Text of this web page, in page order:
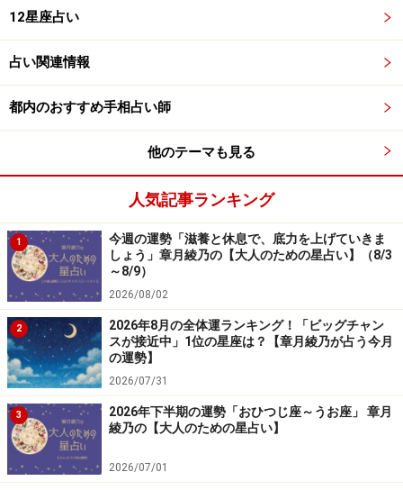
12星座占い
占い関連情報
都内のおすすめ手相占い師
他のテーマも見る
人気記事ランキング
1
今週の運勢「滋養と休息で、底力を上げていきま
しょう」章月綾乃の【大人のための星占い】（8/3
～8/9）
2026/08/02
2
2026年8月の全体運ランキング！「ビッグチャン
スが接近中」1位の星座は？【章月綾乃が占う今月
の運勢】
2026/07/31
3
2026年下半期の運勢「おひつじ座～うお座」 章月
綾乃の【大人のための星占い】
2026/07/01